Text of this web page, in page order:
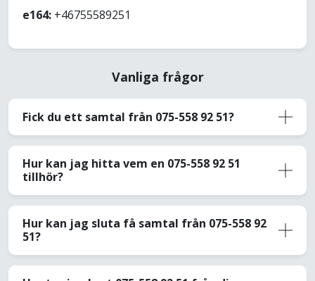
e164: +46755589251
Vanliga frågor
Fick du ett samtal från 075-558 92 51?
Hur kan jag hitta vem en 075-558 92 51
tillhör?
Hur kan jag sluta få samtal från 075-558 92
51?